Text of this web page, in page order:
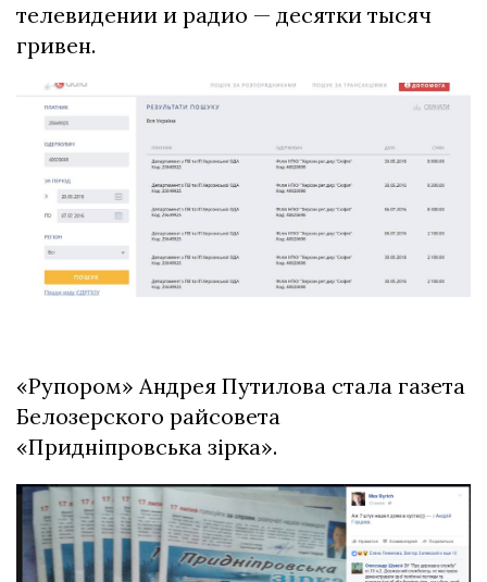
телевидении и радио — десятки тысяч
гривен.
«Рупором» Андрея Путилова стала газета
Белозерского райсовета
«Придніпровська зірка».